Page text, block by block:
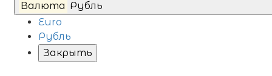
Валюта Рубль
Euro
Рубль
Закрыть